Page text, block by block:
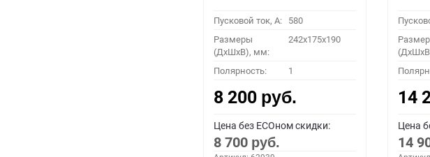
Пусковой ток, A: 580
Размеры
(ДхШхВ), мм:
242x175x190
Полярность: 1
8 200 руб.
Цена без ECOном скидки:
8 700 руб.
14
Цена
14